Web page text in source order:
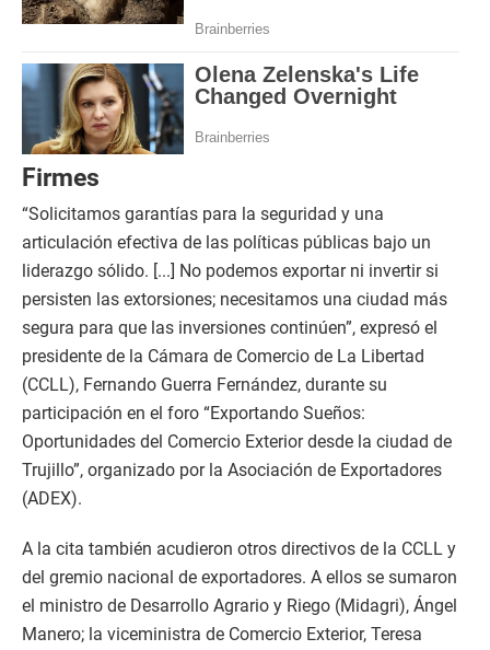
Firmes
“Solicitamos garantías para la seguridad y una
articulación efectiva de las políticas públicas bajo un
liderazgo sólido. [...] No podemos exportar ni invertir si
persisten las extorsiones; necesitamos una ciudad más
segura para que las inversiones continúen”, expresó el
presidente de la Cámara de Comercio de La Libertad
(CCLL), Fernando Guerra Fernández, durante su
participación en el foro “Exportando Sueños:
Oportunidades del Comercio Exterior desde la ciudad de
Trujillo”, organizado por la Asociación de Exportadores
(ADEX).
A la cita también acudieron otros directivos de la CCLL y
del gremio nacional de exportadores. A ellos se sumaron
el ministro de Desarrollo Agrario y Riego (Midagri), Ángel
Manero; la viceministra de Comercio Exterior, Teresa